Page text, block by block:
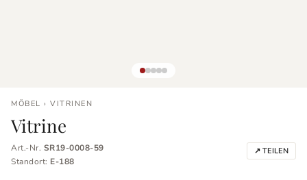
MÖBEL › VITRINEN
Vitrine
Art.-Nr. SR19-0008-59
Standort: E-188
↗ TEILEN